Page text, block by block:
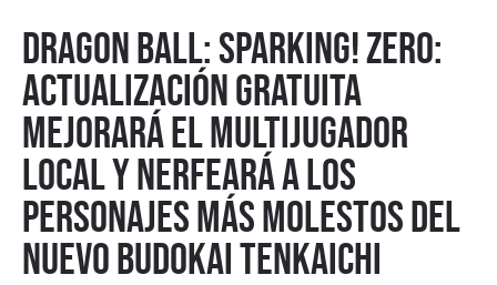
Dragon Ball: Sparking! ZERO:
actualización gratuita
mejorará el multijugador
local y nerfeará a los
personajes más molestos del
nuevo Budokai Tenkaichi